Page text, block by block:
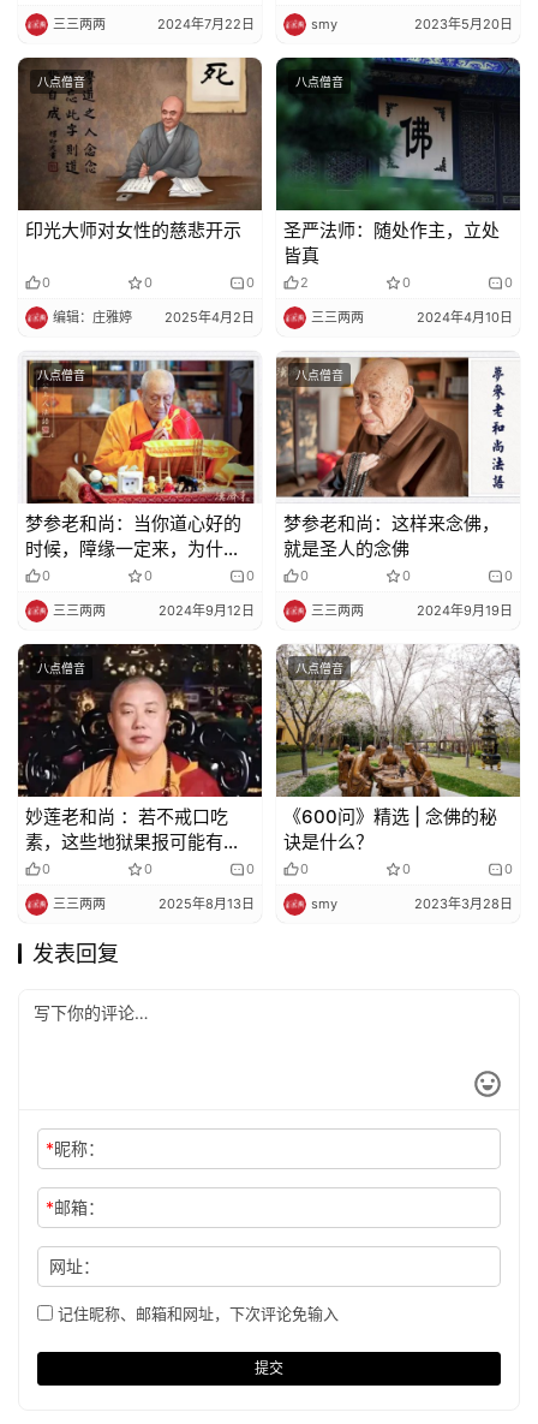
政
法
声
三三两两 2024年7月22日 smy 2023年5月20日
八点僧音
印光大师对女性的慈悲开示
0 0 0
编辑：庄雅婷 2025年4月2日
八点僧音
圣严法师：随处作主，立处
皆真
2 0 0
三三两两 2024年4月10日
八点僧音
梦参老和尚：当你道心好的
时候，障缘一定来，为什
么？
0 0 0
三三两两 2024年9月12日
八点僧音
梦参老和尚：这样来念佛，
就是圣人的念佛
0 0 0
三三两两 2024年9月19日
八点僧音
妙莲老和尚 ：若不戒口吃
素，这些地狱果报可能有的
受0 0 0
三三两两 2025年8月13日
八点僧音
《600问》精选 | 念佛的秘
诀是什么？
0 0 0
smy 2023年3月28日
发表回复
*昵称：
*邮箱：
网址：
记住昵称、邮箱和网址，下次评论免输入
提交